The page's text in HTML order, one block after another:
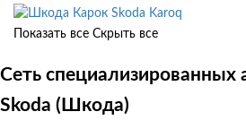
Skoda Karoq
Показать все Скрыть все
Сеть специализированных
Skoda (Шкода)